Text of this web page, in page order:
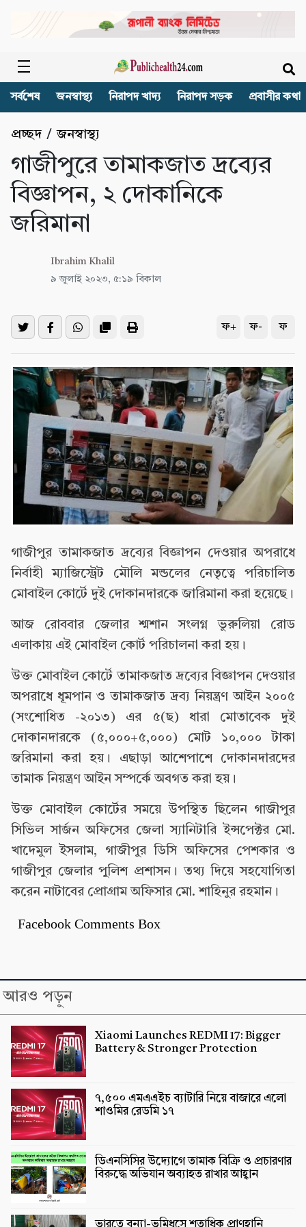
সর্বশেষ জনস্বাস্থ্য নিরাপদ খাদ্য নিরাপদ সড়ক প্রবাসীর কথা
প্রচ্ছদ /জনস্বাস্থ্য
গাজীপুরে তামাকজাত দ্রব্যের
বিজ্ঞাপন, ২ দোকানিকে
জরিমানা
Ibrahim Khalil
৯ জুলাই ২০২৩, ৫:১৯ বিকাল
ফ+ ফ- ফ
গাজীপুর তামাকজাত দ্রব্যের বিজ্ঞাপন দেওয়ার অপরাধে
নির্বাহী ম্যাজিস্ট্রেট মৌলি মন্ডলের নেতৃত্বে পরিচালিত
মোবাইল কোর্টে দুই দোকানদারকে জারিমানা করা হয়েছে।
আজ রোববার জেলার শ্মশান সংলগ্ন ভুরুলিয়া রোড
এলাকায় এই মোবাইল কোর্ট পরিচালনা করা হয়।
উক্ত মোবাইল কোর্টে তামাকজাত দ্রব্যের বিজ্ঞাপন দেওয়ার
অপরাধে ধূমপান ও তামাকজাত দ্রব্য নিয়ন্ত্রণ আইন ২০০৫
(সংশোধিত -২০১৩) এর ৫(ছ) ধারা মোতাবেক দুই
দোকানদারকে (৫,০০০+৫,০০০) মোট ১০,০০০ টাকা
জরিমানা করা হয়। এছাড়া আশেপাশে দোকানদারদের
তামাক নিয়ন্ত্রণ আইন সম্পর্কে অবগত করা হয়।
উক্ত মোবাইল কোর্টের সময়ে উপস্থিত ছিলেন গাজীপুর
সিভিল সার্জন অফিসের জেলা স্যানিটারি ইন্সপেক্টর মো.
খাদেমুল ইসলাম, গাজীপুর ডিসি অফিসের পেশকার ও
গাজীপুর জেলার পুলিশ প্রশাসন। তথ্য দিয়ে সহযোগিতা
করেন নাটাবের প্রোগ্রাম অফিসার মো. শাহিনুর রহমান।
Facebook Comments Box
আরও পড়ুন
Xiaomi Launches REDMI 17: Bigger
Battery & Stronger Protection
৭,৫০০ এমএএইচ ব্যাটারি নিয়ে বাজারে এলো
শাওমির রেডমি ১৭
ডিএনসিসির উদ্যোগে তামাক বিক্রি ও প্রচারণার
বিরুদ্ধে অভিযান অব্যাহত রাখার আহ্বান
ভারতে বন্যা-ভূমিধসে শতাধিক প্রাণহানি